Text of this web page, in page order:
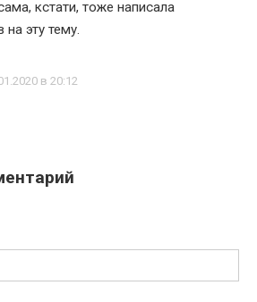
кстати, тоже написала
на эту тему.
в 20:12